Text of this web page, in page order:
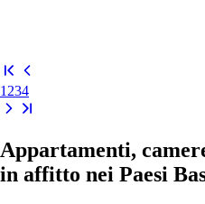
1 234
Appartamenti,
in affitto nei Paesi